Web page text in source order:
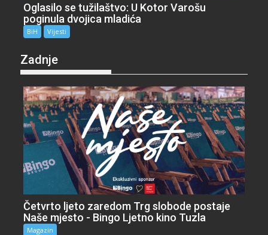
Oglasilo se tužilaštvo: U Kotor Varošu
poginula dvojica mladića
BiH Vijesti
Zadnje
Četvrto ljeto zaredom Trg slobode postaje
Naše mjesto - Bingo Ljetno kino Tuzla
Magazin